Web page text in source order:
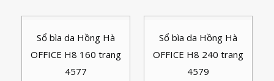
Sổ bìa da Hồng Hà
OFFICE H8 160 trang
4577
Sổ bìa da Hồng Hà
OFFICE H8 240 trang
4579